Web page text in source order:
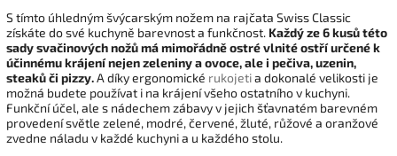
S tímto úhledným švýcarským nožem na rajčata Swiss Classic
získáte do své kuchyně barevnost a funkčnost. Každý ze 6 kusů této
sady svačinových nožů má mimořádně ostré vlnité ostří určené k
účinnému krájení nejen zeleniny a ovoce, ale i pečiva, uzenin,
steaků či pizzy.A díky ergonomické rukojetia dokonalé velikosti je
možná budete používat i na krájení všeho ostatního v kuchyni.
Funkční účel, ale s nádechem zábavy v jejich šťavnatém barevném
provedení světle zelené, modré, červené, žluté, růžové a oranžové
zvedne náladu v každé kuchyni a u každého stolu.